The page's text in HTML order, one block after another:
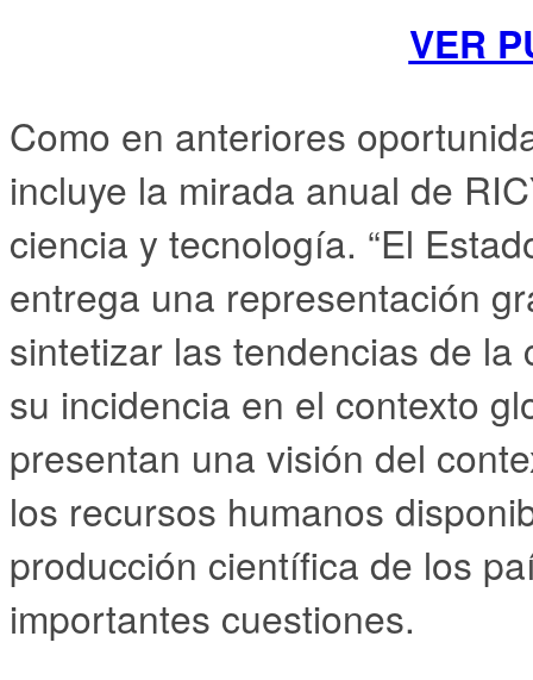
VER
Como en anteriores
incluye la mirada anual de
ciencia y tecnología. “El
entrega una representación
sintetizar las tendencias de
su incidencia en el contexto
presentan una visión del
los recursos humanos
producción científica de los
importantes cuestiones.